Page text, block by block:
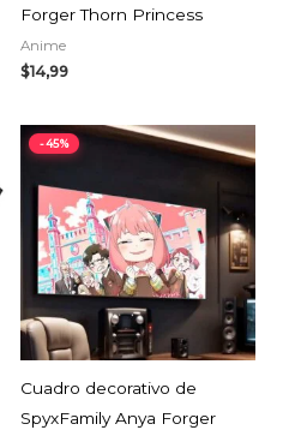
Forger Thorn Princess
Anime
$14,99
-45%
AGOTADO
Cuadro decorativo de
SpyxFamily Anya Forger
Rango
$9,34
hasta
$10,99